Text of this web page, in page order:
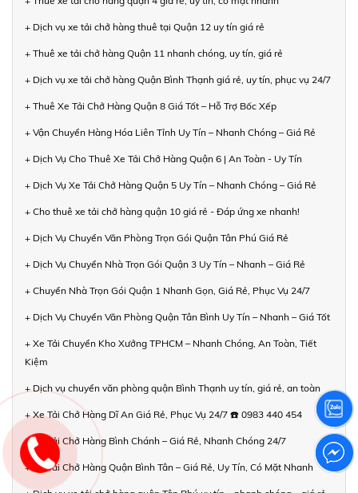
+ Dịch vụ xe tải chở hàng thuê tại Quận 12 uy tín giá rẻ
+ Thuê xe tải chở hàng Quận 11 nhanh chóng, uy tín, giá rẻ
+ Dịch vụ xe tải chở hàng Quận Bình Thạnh giá rẻ, uy tín, phục vụ 24/7
+ Thuê Xe Tải Chở Hàng Quận 8 Giá Tốt – Hỗ Trợ Bốc Xếp
+ Vận Chuyển Hàng Hóa Liên Tỉnh Uy Tín – Nhanh Chóng – Giá Rẻ
+ Dịch Vụ Cho Thuê Xe Tải Chở Hàng Quận 6 | An Toàn - Uy Tín
+ Dịch Vụ Xe Tải Chở Hàng Quận 5 Uy Tín – Nhanh Chóng – Giá Rẻ
+ Cho thuê xe tải chở hàng quận 10 giá rẻ - Đáp ứng xe nhanh!
+ Dịch Vụ Chuyển Văn Phòng Trọn Gói Quận Tân Phú Giá Rẻ
+ Dịch Vụ Chuyển Nhà Trọn Gói Quận 3 Uy Tín – Nhanh – Giá Rẻ
+ Chuyển Nhà Trọn Gói Quận 1 Nhanh Gọn, Giá Rẻ, Phục Vụ 24/7
+ Dịch Vụ Chuyển Văn Phòng Quận Tân Bình Uy Tín – Nhanh – Giá Tốt
+ Xe Tải Chuyển Kho Xưởng TPHCM – Nhanh Chóng, An Toàn, Tiết
Kiệm
+ Dịch vụ chuyển văn phòng quận Bình Thạnh uy tín, giá rẻ, an toàn
+ Xe Tải Chở Hàng Dĩ An Giá Rẻ, Phục Vụ 24/7 ☎️ 0983 440 454
+ Xe Tải Chở Hàng Bình Chánh – Giá Rẻ, Nhanh Chóng 24/7
+ Xe Tải Chở Hàng Quận Bình Tân – Giá Rẻ, Uy Tín, Có Mặt Nhanh